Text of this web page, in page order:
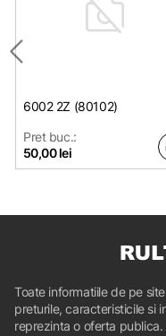
6002 2Z (80102)
Pret buc.:
50,00 lei
Toate informatiile de pe
preturile, caracteristicile si
reprezinta o oferta